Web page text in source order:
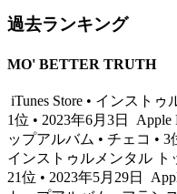
過去ランキング
MO' BETTER TRUTH
iTunes Store • インスト
1位 • 2023年6月3日
Apple
ップアルバム • チェコ • 3
インストゥルメンタル ト
21位 • 2023年5月29日